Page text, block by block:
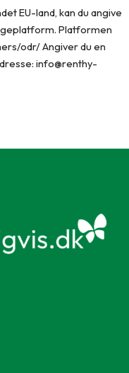
EU-land, kan du angive
Platformen
odr/ Angiver du en
info@renthy-